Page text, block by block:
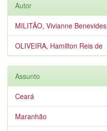
Autor
MILITÃO, Vivianne Benevides
OLIVEIRA, Hamilton Reis de
Assunto
Ceará
Maranhão